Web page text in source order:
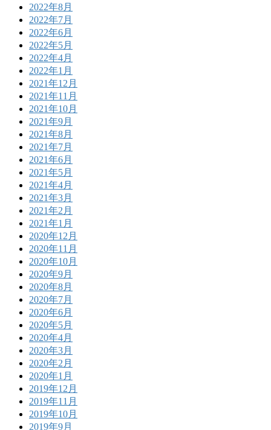
2022年8月
2022年7月
2022年6月
2022年5月
2022年4月
2022年1月
2021年12月
2021年11月
2021年10月
2021年9月
2021年8月
2021年7月
2021年6月
2021年5月
2021年4月
2021年3月
2021年2月
2021年1月
2020年12月
2020年11月
2020年10月
2020年9月
2020年8月
2020年7月
2020年6月
2020年5月
2020年4月
2020年3月
2020年2月
2020年1月
2019年12月
2019年11月
2019年10月
2019年9月